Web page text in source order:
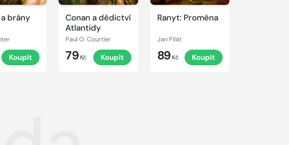
brány
Koupit
Conan a dědictví
Atlantidy
Paul O. Courtier
79 Kč Koupit
Ranyt: Proměna
Jan Pilát
89 Kč Koupit